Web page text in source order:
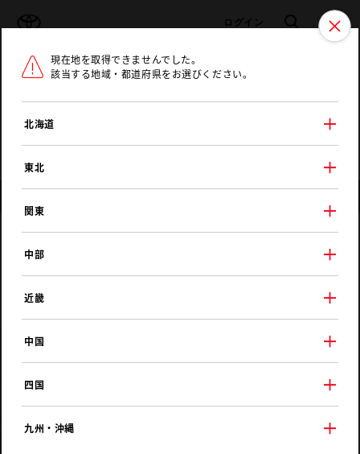
ログイン 検索 メニュ
ラインアップ オーナーサポート
現在地を取得できませんでした。
該当する地域・都道府県をお選びください。
北海道
東北
関東
中部
近畿
中国
四国
九州・沖縄
トヨタ認定中古車 メニュー
ＮＴＰ名古屋トヨペット
オレンジタウン津島店